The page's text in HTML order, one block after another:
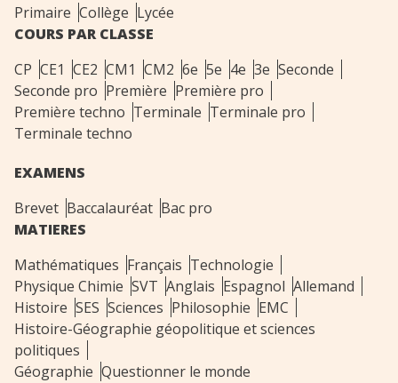
Primaire Collège Lycée
COURS PAR CLASSE
CP CE1 CE2 CM1 CM2 6e 5e 4e 3e Seconde
Seconde pro Première Première pro
Première techno Terminale Terminale pro
Terminale techno
EXAMENS
Brevet Baccalauréat Bac pro
MATIERES
Mathématiques Français Technologie
Physique Chimie SVT Anglais Espagnol Allemand
Histoire SES Sciences Philosophie EMC
Histoire-Géographie géopolitique et sciences
politiques
Géographie Questionner le monde